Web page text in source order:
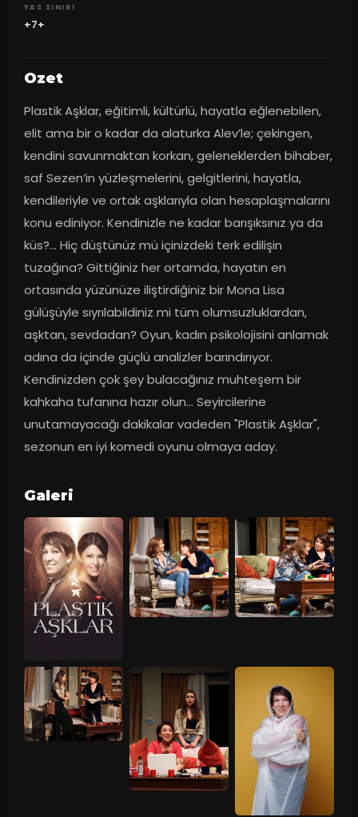
YAS SINIRI
+7+
Ozet
Plastik Aşklar, eğitimli, kültürlü, hayatla eğlenebilen,
elit ama bir o kadar da alaturka Alev’le; çekingen,
kendini savunmaktan korkan, geleneklerden bihaber,
saf Sezen’in yüzleşmelerini, gelgitlerini, hayatla,
kendileriyle ve ortak aşklarıyla olan hesaplaşmalarını
konu ediniyor. Kendinizle ne kadar barışıksınız ya da
küs?… Hiç düştünüz mü içinizdeki terk edilişin
tuzağına? Gittiğiniz her ortamda, hayatın en
ortasında yüzünüze iliştirdiğiniz bir Mona Lisa
gülüşüyle sıyrılabildiniz mi tüm olumsuzluklardan,
aşktan, sevdadan? Oyun, kadın psikolojisini anlamak
adına da içinde güçlü analizler barındırıyor.
Kendinizden çok şey bulacağınız muhteşem bir
kahkaha tufanına hazır olun... Seyircilerine
unutamayacağı dakikalar vadeden "Plastik Aşklar",
sezonun en iyi komedi oyunu olmaya aday.
Galeri